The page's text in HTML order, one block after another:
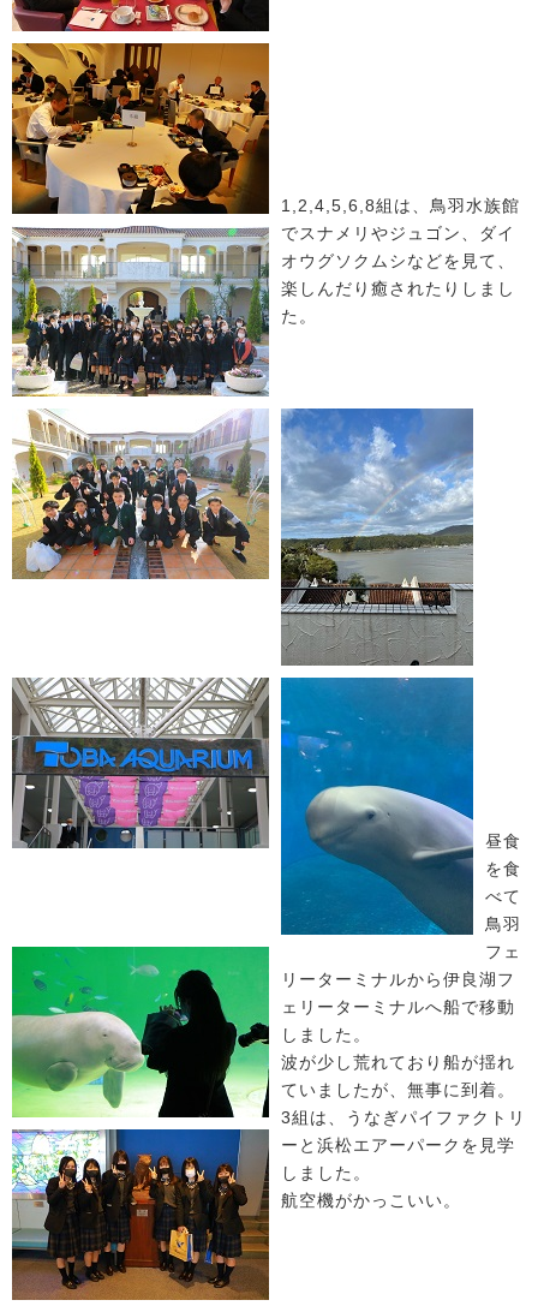
1,2,4,5,6,8組は、鳥羽水族館
でスナメリやジュゴン、ダイ
オウグソクムシなどを見て、
楽しんだり癒されたりしまし
た。
昼食
を食
べて
鳥羽
フェ
リーターミナルから伊良湖フ
ェリーターミナルへ船で移動
しました。
波が少し荒れており船が揺れ
ていましたが、無事に到着。
3組は、うなぎパイファクトリ
ーと浜松エアーパークを見学
しました。
航空機がかっこいい。